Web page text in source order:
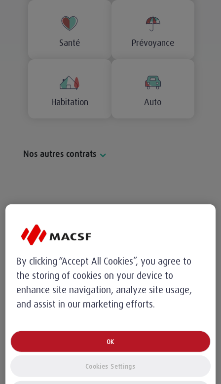
Santé Prévoyance
Habitation Auto
Nos autres contrats
By clicking “Accept All Cookies”, you agree to
the storing of cookies on your device to
enhance site navigation, analyze site usage,
and assist in our marketing efforts.
OK
Cookies Settings